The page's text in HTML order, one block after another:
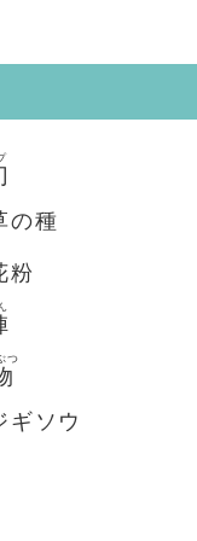
の種
粉
つ
ギソウ